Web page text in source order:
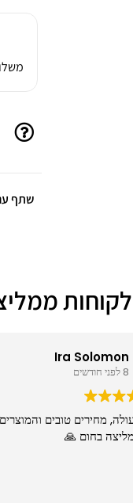
משלוח
שתף
לקוחות
Ira Solomon
8 לפני חודשים
מחירים טובים
בחום 🙏